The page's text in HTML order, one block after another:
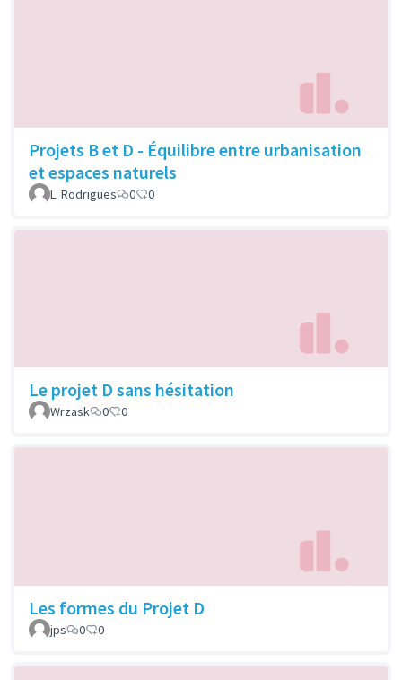
Projets B et D - Équilibre entre urbanisation
et espaces naturels
L. Rodrigues 0 0
Le projet D sans hésitation
Wrzask 0 0
Les formes du Projet D
jps 0 0